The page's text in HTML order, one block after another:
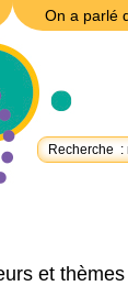
On a parlé
et thèmes